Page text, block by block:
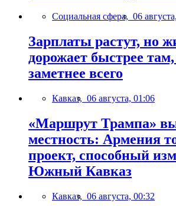
Социальная сфера, 06
Зарплаты растут, но
дорожает быстрее там,
заметнее всего
Кавказ, 06 августа, 01:06
«Маршрут Трампа»
местность: Армения
проект, способный
Южный Кавказ
Кавказ, 06 августа, 00:32